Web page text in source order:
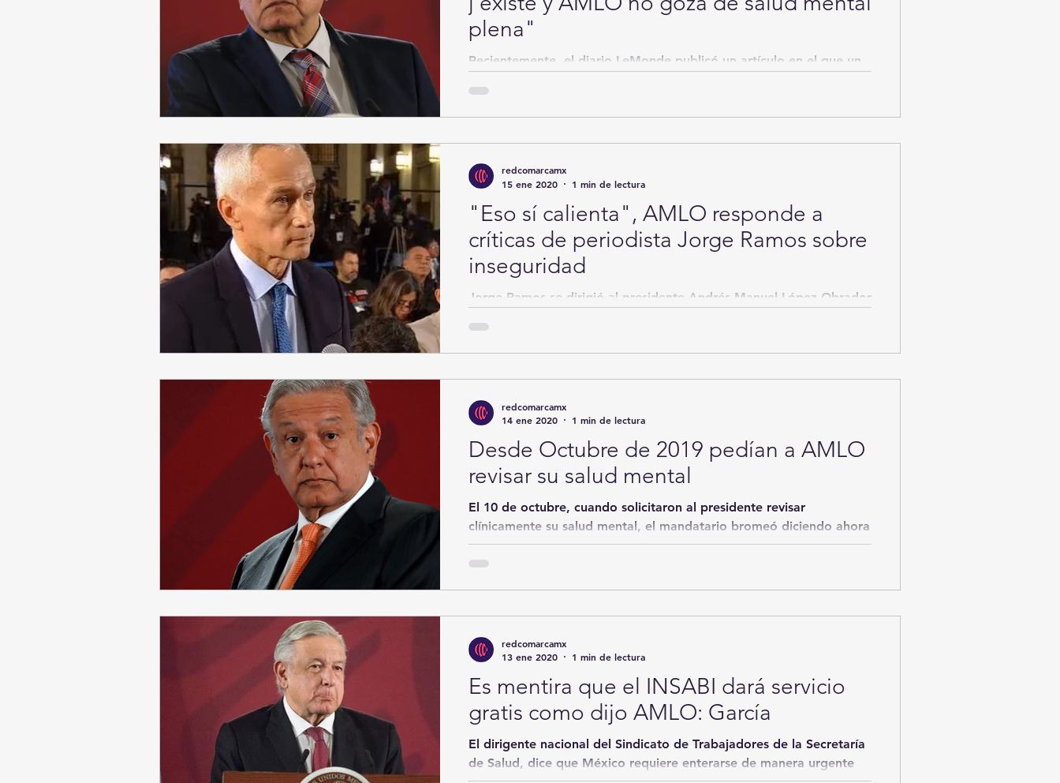
plena"
Recientemente, el diario LeMonde publicó un artículo en el que un
Marie...
"Eso sí calienta", AMLO responde a
críticas de periodista Jorge Ramos sobre
inseguridad
Jorge Ramos se dirigió al presidente Andrés Manuel López Obrador
varios...
redcomarcamx
15 ene 2020
1 min de lectura
Desde Octubre de 2019 pedían a AMLO
revisar su salud mental
El 10 de octubre, cuando solicitaron al presidente revisar
clínicamente su salud mental, el mandatario bromeó diciendo ahora
tendría que...
redcomarcamx
14 ene 2020
1 min de lectura
Es mentira que el INSABI dará servicio
gratis como dijo AMLO: García
El dirigente nacional del Sindicato de Trabajadores de la Secretaría
de Salud, dice que México requiere enterarse de manera urgente
redcomarcamx
13 ene 2020
1 min de lectura